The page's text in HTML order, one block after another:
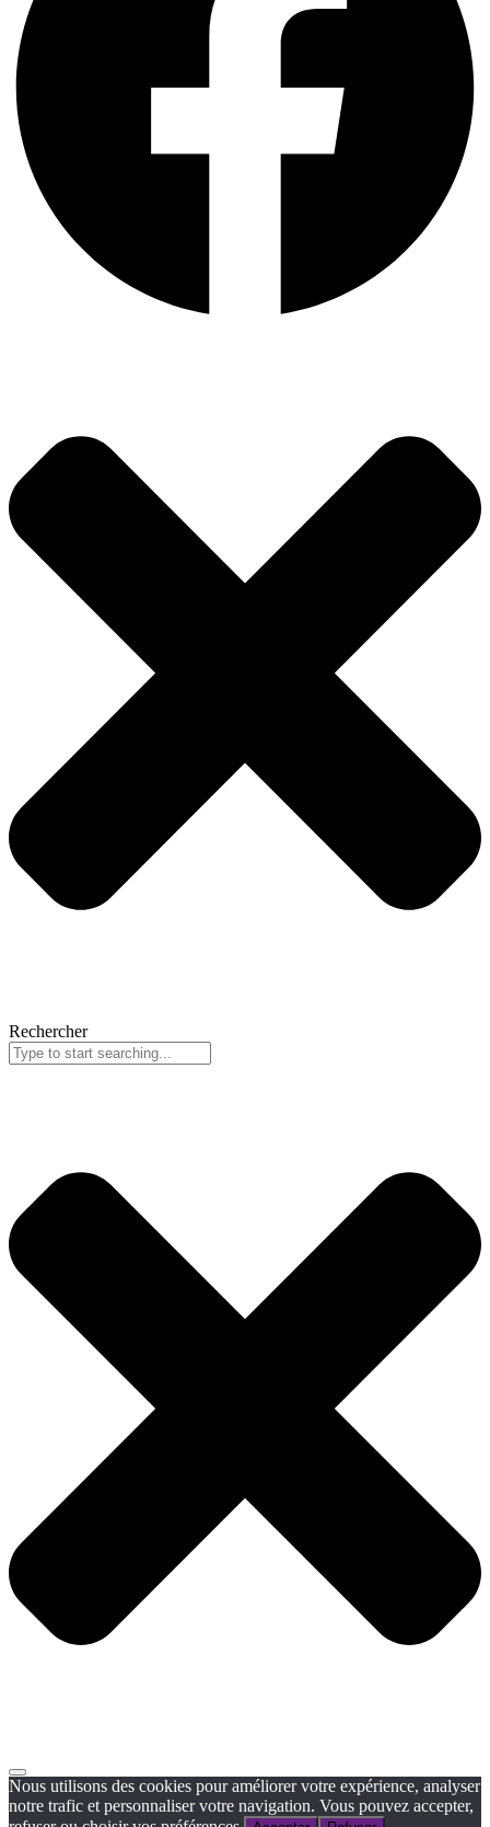
Rechercher
Nous utilisons des cookies pour améliorer votre expérience, analyser
notre trafic et personnaliser votre navigation. Vous pouvez accepter,